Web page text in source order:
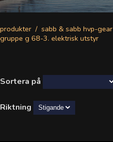
produkter sabb & sabb hvp-gear
gruppe g 68-3. elektrisk utstyr
Sortera på
Riktning